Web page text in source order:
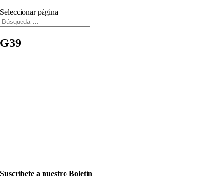
Seleccionar página
G39
Suscríbete a nuestro Boletín